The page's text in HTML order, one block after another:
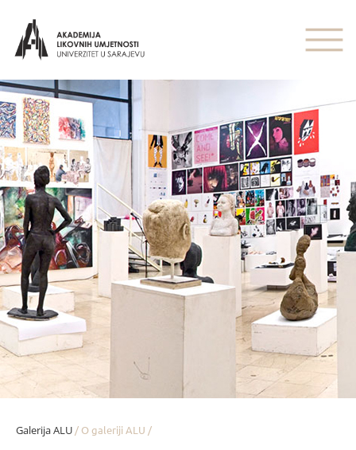
Galerija ALU / O galeriji ALU /